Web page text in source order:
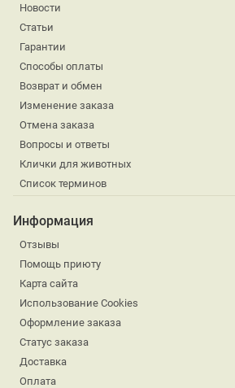
Новости
Статьи
Гарантии
Способы оплаты
Возврат и обмен
Изменение заказа
Отмена заказа
Вопросы и ответы
Клички для животных
Список терминов
Информация
Отзывы
Помощь приюту
Карта сайта
Использование Cookies
Оформление заказа
Статус заказа
Доставка
Оплата